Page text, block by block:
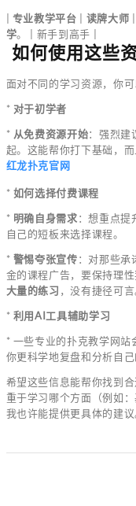
专业教学平台 读牌大师
学。 | 新手到高手 |
如何使用这些
面对不同的学习资源，你
* 对于初学者
* 从免费资源开始：强烈建
起。这能帮你打下基础，而
红龙扑克官网
* 如何选择付费课程
* 明确自身需求：想重点提
自己的短板来选择课程。
* 警惕夸张宣传：对那些承
金的课程广告，要保持理
大量的练习 ，没有捷径可言
* 利用AI工具辅助学习
* 一些专业的扑克教学网站
你更科学地复盘和分析自
希望这些信息能帮你找到
重于学习哪个方面（例如
我也许能提供更具体的建议